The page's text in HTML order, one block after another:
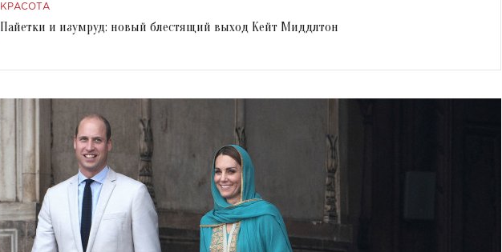
КРАСОТА
Пайетки и изумруд: новый блестящий выход Кейт Миддлтон